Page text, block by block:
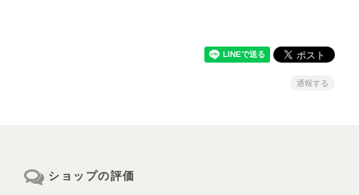
通報する
ショップの評価